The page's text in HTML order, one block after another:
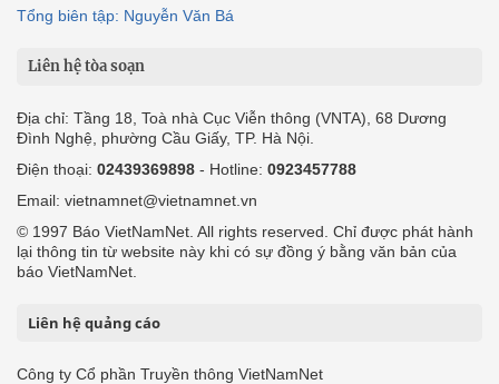
Tổng biên tập: Nguyễn Văn Bá
Liên hệ tòa soạn
Địa chỉ: Tầng 18, Toà nhà Cục Viễn thông (VNTA), 68 Dương
Đình Nghệ, phường Cầu Giấy, TP. Hà Nội.
Điện thoại: 02439369898 - Hotline: 0923457788
Email: vietnamnet@vietnamnet.vn
© 1997 Báo VietNamNet. All rights reserved. Chỉ được phát hành
lại thông tin từ website này khi có sự đồng ý bằng văn bản của
báo VietNamNet.
Liên hệ quảng cáo
Công ty Cổ phần Truyền thông VietNamNet